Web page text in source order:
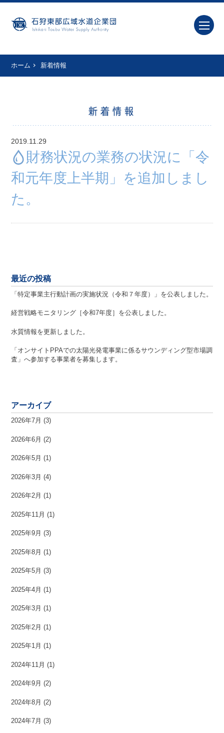
ホーム 新着情報
新着情報
2019.11.29
財務状況の業務の状況に「令
和元年度上半期」を追加しまし
た。
最近の投稿
「特定事業主行動計画の実施状況（令和７年度）」を公表しました。
経営戦略モニタリング［令和7年度］を公表しました。
水質情報を更新しました。
「オンサイトPPAでの太陽光発電事業に係るサウンディング型市場調
査」へ参加する事業者を募集します。
アーカイブ
2026年7月 (3)
2026年6月 (2)
2026年5月 (1)
2026年3月 (4)
2026年2月 (1)
2025年11月 (1)
2025年9月 (3)
2025年8月 (1)
2025年5月 (3)
2025年4月 (1)
2025年3月 (1)
2025年2月 (1)
2025年1月 (1)
2024年11月 (1)
2024年9月 (2)
2024年8月 (2)
2024年7月 (3)